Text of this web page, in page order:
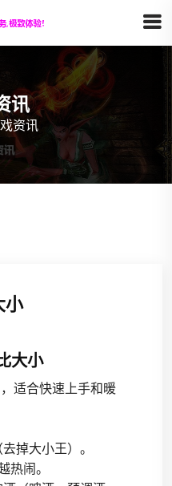
讯
资讯
小
大小
适合快速上手和暖
掉大小王）。
热闹。